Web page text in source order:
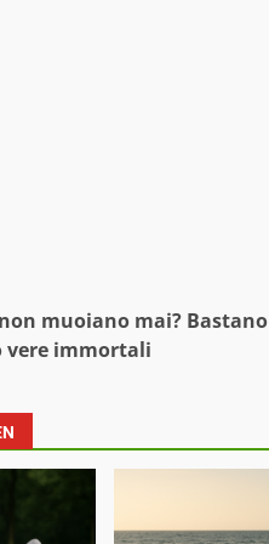
muoiano mai? Bastano
vere immortali